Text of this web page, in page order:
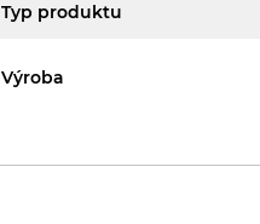
Typ produktu
Výroba